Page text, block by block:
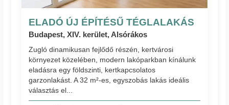
ELADÓ ÚJ ÉPÍTÉSŰ TÉGLALAKÁS
Budapest, XIV. kerület, Alsórákos
Zugló dinamikusan fejlődő részén, kertvárosi
környezet közelében, modern lakóparkban kínálunk
eladásra egy földszinti, kertkapcsolatos
garzonlakást. A 32 m²-es, egyszobás lakás ideális
választás el...